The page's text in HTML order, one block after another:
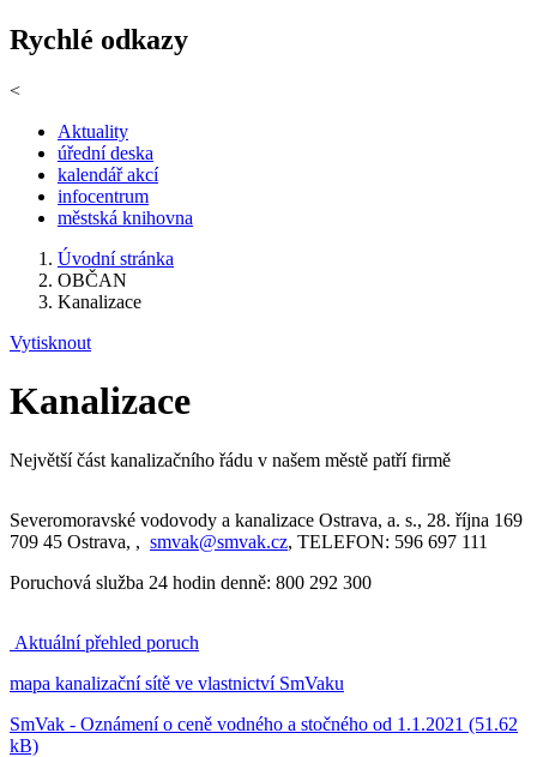
Rychlé odkazy
<
Aktuality
úřední deska
kalendář akcí
infocentrum
městská knihovna
Úvodní stránka
OBČAN
Kanalizace
Vytisknout
Kanalizace
Největší část kanalizačního řádu v našem městě patří firmě
Severomoravské vodovody a kanalizace Ostrava, a. s., 28. října 169
709 45 Ostrava, , smvak@smvak.cz, TELEFON: 596 697 111
Poruchová služba 24 hodin denně: 800 292 300
Aktuální přehled poruch
mapa kanalizační sítě ve vlastnictví SmVaku
SmVak - Oznámení o ceně vodného a stočného od 1.1.2021 (51.62
kB)